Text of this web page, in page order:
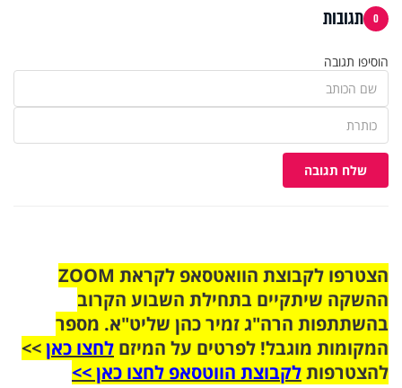
0 תגובות
הוסיפו תגובה
שלח תגובה
הצטרפו לקבוצת הוואטסאפ לקראת ZOOM
ההשקה שיתקיים בתחילת השבוע הקרוב
בהשתתפות הרה"ג זמיר כהן שליט"א. מספר
המקומות מוגבל! לפרטים על המיזם לחצו כאן>>
להצטרפותלקבוצת הווטסאפ לחצו כאן >>